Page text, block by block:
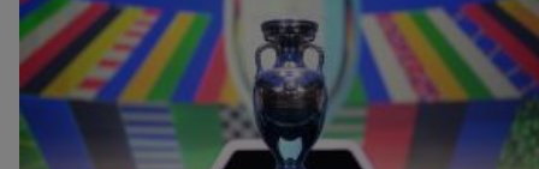
gombra kattintva Ön hozzájárul a fent említett célokból történő
adatkezeléshez. További információkat, többek között az
adatok tárolási idejéről és a hozzájárulásának bármikor, a
jövőre nézve történő visszavonásához való jogáróla
adatvédelmi szabályzatunkbantalálhat.Az impresszumokat itt
találja.